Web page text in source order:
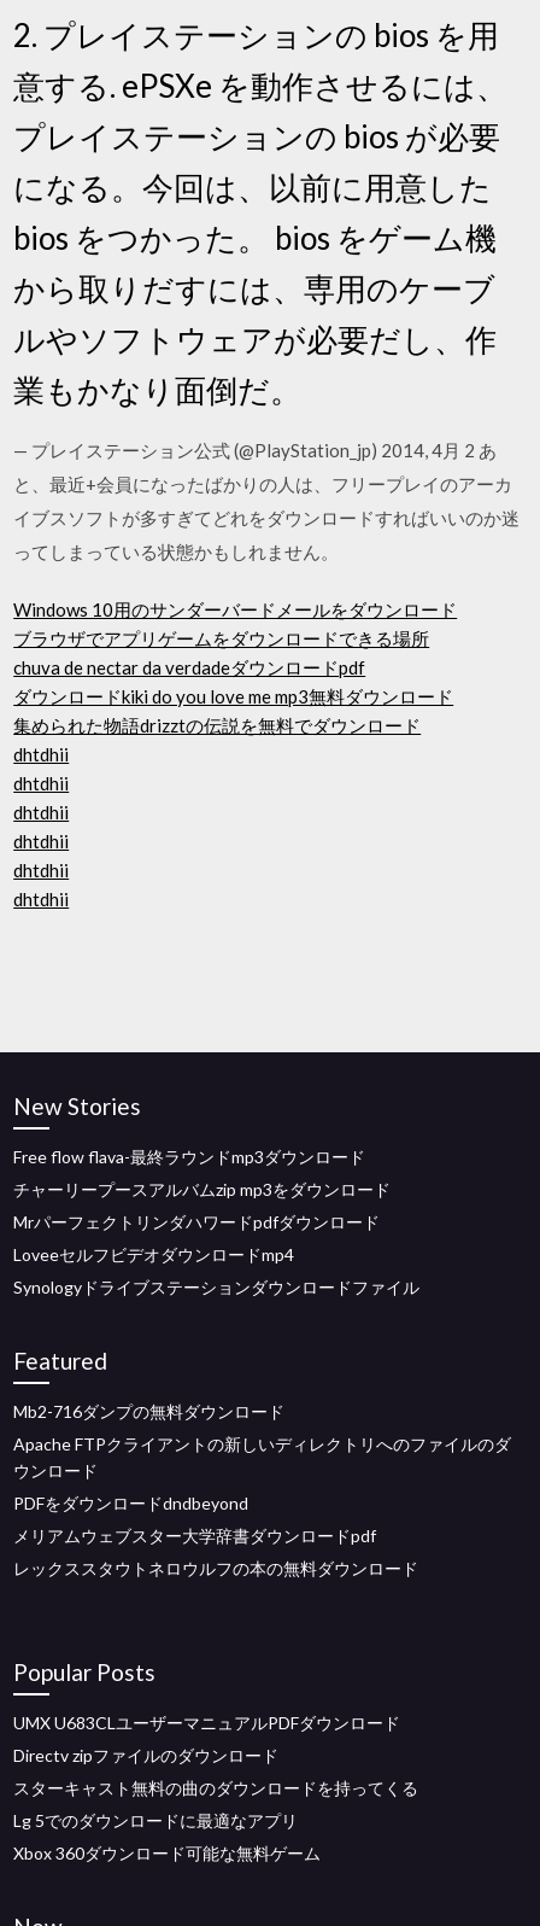
2. プレイステーションの bios を用
意する. ePSXe を動作させるには、
プレイステーションの bios が必要
になる。今回は、以前に用意した
bios をつかった。 bios をゲーム機
から取りだすには、専用のケーブ
ルやソフトウェアが必要だし、作
業もかなり面倒だ。
— プレイステーション公式 (@PlayStation_jp) 2014, 4月 2 あ
と、最近+会員になったばかりの人は、フリープレイのアーカ
イブスソフトが多すぎてどれをダウンロードすればいいのか迷
ってしまっている状態かもしれません。
Windows 10用のサンダーバードメールをダウンロード
ブラウザでアプリゲームをダウンロードできる場所
chuva de nectar da verdadeダウンロードpdf
ダウンロードkiki do you love me mp3無料ダウンロード
集められた物語drizztの伝説を無料でダウンロード
dhtdhii
dhtdhii
dhtdhii
dhtdhii
dhtdhii
dhtdhii
New Stories
Free flow flava-最終ラウンドmp3ダウンロード
チャーリープースアルバムzip mp3をダウンロード
Mrパーフェクトリンダハワードpdfダウンロード
Loveeセルフビデオダウンロードmp4
Synologyドライブステーションダウンロードファイル
Featured
Mb2-716ダンプの無料ダウンロード
Apache FTPクライアントの新しいディレクトリへのファイルのダ
ウンロード
PDFをダウンロードdndbeyond
メリアムウェブスター大学辞書ダウンロードpdf
レックススタウトネロウルフの本の無料ダウンロード
Popular Posts
UMX U683CLユーザーマニュアルPDFダウンロード
Directv zipファイルのダウンロード
スターキャスト無料の曲のダウンロードを持ってくる
Lg 5でのダウンロードに最適なアプリ
Xbox 360ダウンロード可能な無料ゲーム